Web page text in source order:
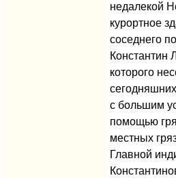
недалекой
курортное
соседнего
Константин
которого
с большим
помощью
местных
Главной